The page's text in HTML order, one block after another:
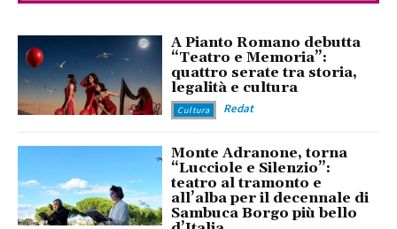
A Pianto Romano debutta
“Teatro e Memoria”:
quattro serate tra storia,
legalità e cultura
Cultura Redat
Monte Adranone, torna
“Lucciole e Silenzio”:
teatro al tramonto e
all’alba per il decennale di
Sambuca Borgo più bello